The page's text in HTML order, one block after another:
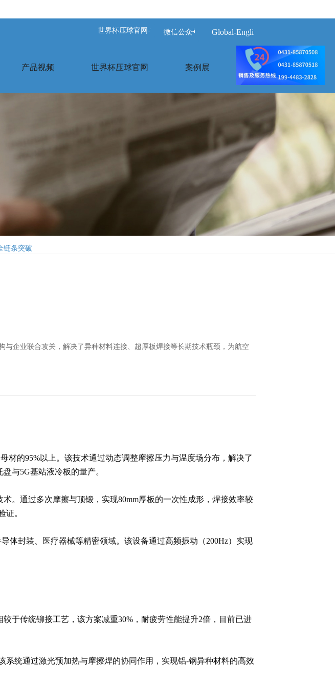
世界杯压球官网-世界杯(中国)
微信公众号 Global-English
产品视频 世界杯压球官网 案例展示 荣誉资质
链条突破
企业联合攻关，解决了异种材料连接、超厚板焊接等长期技术瓶颈，为航空
材的95%以上。该技术通过动态调整摩擦压力与温度场分布，解决了
与5G基站液冷板的量产。
。通过多次摩擦与顶锻，实现80mm厚板的一次性成形，焊接效率较
证。
体封装、医疗器械等精密领域。该设备通过高频振动（200Hz）实现
于传统铆接工艺，该方案减重30%，耐疲劳性能提升2倍，目前已进
统通过激光预加热与摩擦焊的协同作用，实现铝-钢异种材料的高效